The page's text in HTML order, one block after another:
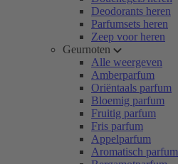
Deodorants heren
Parfumsets heren
Zeep voor heren
Geurnoten
Alle weergeven
Amberparfum
Oriëntaals parfum
Bloemig parfum
Fruitig parfum
Fris parfum
Appelparfum
Aromatisch parfum